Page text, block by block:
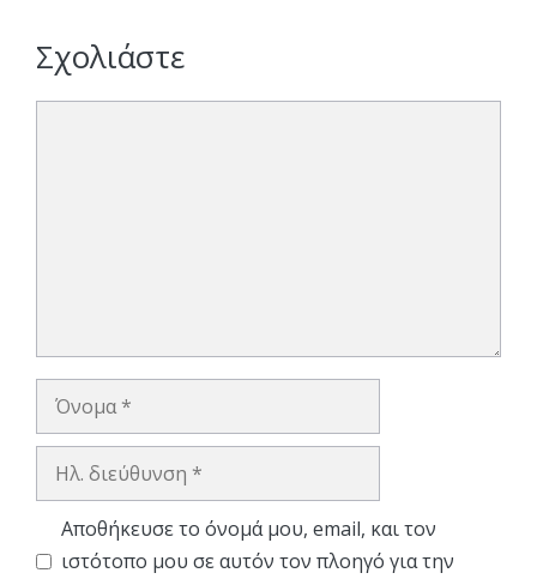
Σχολιάστε
Όνομα
Ηλ.
Αποθήκευσε το όνομά μου, email, και τον
ιστότοπο μου σε αυτόν τον πλοηγό για την